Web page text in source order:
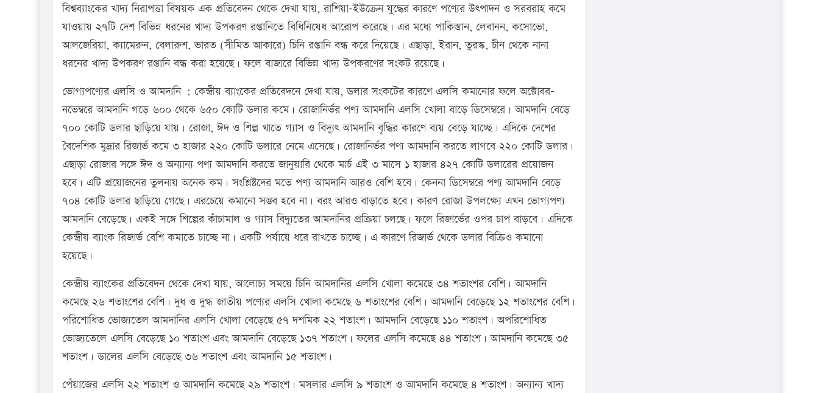
বিশ্বব্যাংকের খাদ্য নিরাপত্তা বিষয়ক এক প্রতিবেদন থেকে দেখা যায়, রাশিয়া-ইউক্রেন যুদ্ধের কারণে পণ্যের উৎপাদন ও সরবরাহ কমে
যাওয়ায় ২৭টি দেশ বিভিন্ন ধরনের খাদ্য উপকরণ রপ্তানিতে বিধিনিষেধ আরোপ করেছে। এর মধ্যে পাকিস্তান, লেবানন, কসোভো,
আলজেরিয়া, ক্যামেরুন, বেলারুশ, ভারত (সীমিত আকারে) চিনি রপ্তানি বন্ধ করে দিয়েছে। এছাড়া, ইরান, তুরস্ক, চীন থেকে নানা
ধরনের খাদ্য উপকরণ রপ্তানি বন্ধ করা হয়েছে। ফলে বাজারে বিভিন্ন খাদ্য উপকরণের সংকট রয়েছে।
ভোগ্যপণ্যের এলসি ও আমদানি : কেন্দ্রীয় ব্যাংকের প্রতিবেদনে দেখা যায়, ডলার সংকটের কারণে এলসি কমানোর ফলে অক্টোবর-
নভেম্বরে আমদানি গড়ে ৬০০ থেকে ৬৫০ কোটি ডলার কমে। রোজানির্ভর পণ্য আমদানি এলসি খোলা বাড়ে ডিসেম্বরে। আমদানি বেড়ে
৭০০ কোটি ডলার ছাড়িয়ে যায়। রোজা, ঈদ ও শিল্প খাতে গ্যাস ও বিদ্যুৎ আমদানি বৃদ্ধির কারণে ব্যয় বেড়ে যাচ্ছে। এদিকে দেশের
বৈদেশিক মুদ্রার রিজার্ভ কমে ৩ হাজার ২২০ কোটি ডলারে নেমে এসেছে। রোজানির্ভর পণ্য আমদানি করতে লাগবে ২২০ কোটি ডলার।
এছাড়া রোজার সঙ্গে ঈদ ও অন্যান্য পণ্য আমদানি করতে জানুয়ারি থেকে মার্চ এই ৩ মাসে ১ হাজার ৪২৭ কোটি ডলারের প্রয়োজন
হবে। এটি প্রয়োজনের তুলনায় অনেক কম। সংশ্লিষ্টদের মতে পণ্য আমদানি আরও বেশি হবে। কেননা ডিসেম্বরে পণ্য আমদানি বেড়ে
৭০৪ কোটি ডলার ছাড়িয়ে গেছে। এরচেয়ে কমানো সম্ভব হবে না। বরং আরও বাড়াতে হবে। কারণ রোজা উপলক্ষ্যে এখন ভোগ্যপণ্য
আমদানি বেড়েছে। একই সঙ্গে শিল্পের কাঁচামাল ও গ্যাস বিদ্যুতের আমদানির প্রক্রিয়া চলছে। ফলে রিজার্ভের ওপর চাপ বাড়বে। এদিকে
কেন্দ্রীয় ব্যাংক রিজার্ভ বেশি কমাতে চাচ্ছে না। একটি পর্যায়ে ধরে রাখতে চাচ্ছে। এ কারণে রিজার্ভ থেকে ডলার বিক্রিও কমানো
হয়েছে।
কেন্দ্রীয় ব্যাংকের প্রতিবেদন থেকে দেখা যায়, আলোচ্য সময়ে চিনি আমদানির এলসি খোলা কমেছে ৩৪ শতাংশর বেশি। আমদানি
কমেছে ২৬ শতাংশের বেশি। দুধ ও দুগ্ধ জাতীয় পণ্যের এলসি খোলা কমেছে ৬ শতাংশের বেশি। আমদানি বেড়েছে ১২ শতাংশের বেশি।
পরিশোধিত ভোজ্যতেল আমদানির এলসি খোলা বেড়েছে ৫৭ দশমিক ২২ শতাংশ। আমদানি বেড়েছে ১১০ শতাংশ। অপরিশোধিত
ভোজ্যতেলে এলসি বেড়েছে ১০ শতাংশ এবং আমদানি বেড়েছে ১৩৭ শতাংশ। ফলের এলসি কমেছে ৪৪ শতাংশ। আমদানি কমেছে ৩৫
শতাংশ। ডালের এলসি বেড়েছে ৩৬ শতাংশ এবং আমদানি ১৫ শতাংশ।
পেঁয়াজের এলসি ২২ শতাংশ ও আমদানি কমেছে ২৯ শতাংশ। মসলার এলসি ৯ শতাংশ ও আমদানি কমেছে ৪ শতাংশ। অন্যান্য খাদ্য